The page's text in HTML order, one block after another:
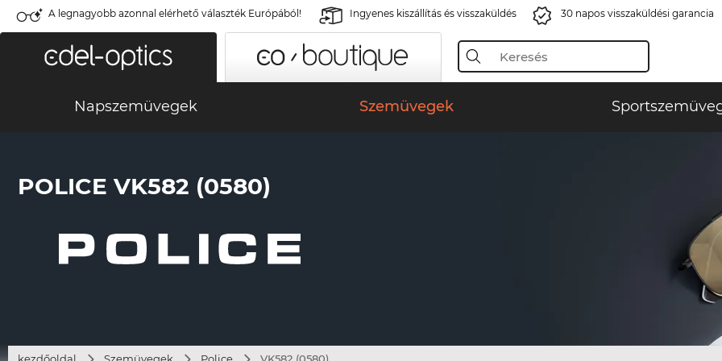
A legnagyobb azonnal elérhető választék Európából! Ingyenes kiszállítás és visszaküldés 30 napos visszaküldési garancia
Napszemüvegek Szemüvegek
POLICE VK582 (0580)